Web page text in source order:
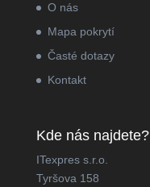
O nás
Mapa pokrytí
Časté dotazy
Kontakt
Kde nás najdete?
ITexpres s.r.o.
Tyršova 158